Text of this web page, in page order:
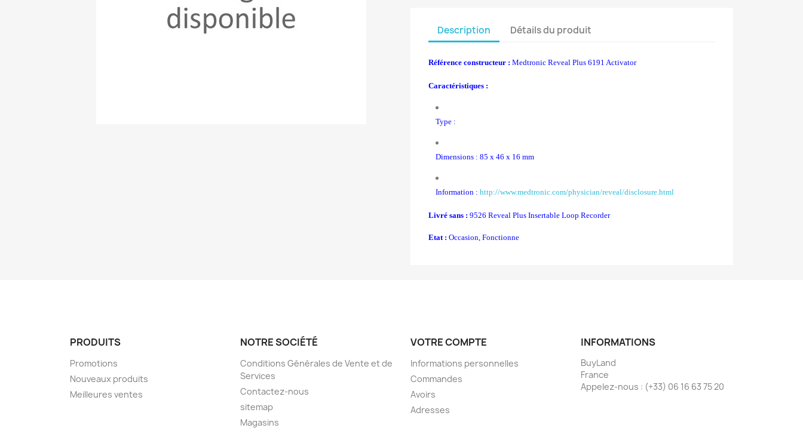
Description Détails du produit
Référence constructeur : Medtronic Reveal Plus 6191 Activator
Caractéristiques :
Type :
Dimensions : 85 x 46 x 16 mm
Information : http://www.medtronic.com/physician/reveal/disclosure.html
Livré sans : 9526 Reveal Plus Insertable Loop Recorder
Etat : Occasion, Fonctionne
PRODUITS
Promotions
Nouveaux produits
Meilleures ventes
NOTRE SOCIÉTÉ
Conditions Générales de Vente et de
Services
Contactez-nous
sitemap
Magasins
VOTRE COMPTE
Informations personnelles
Commandes
Avoirs
Adresses
INFORMATIONS
BuyLand
France
Appelez-nous : (+33) 06 16 63 75 20